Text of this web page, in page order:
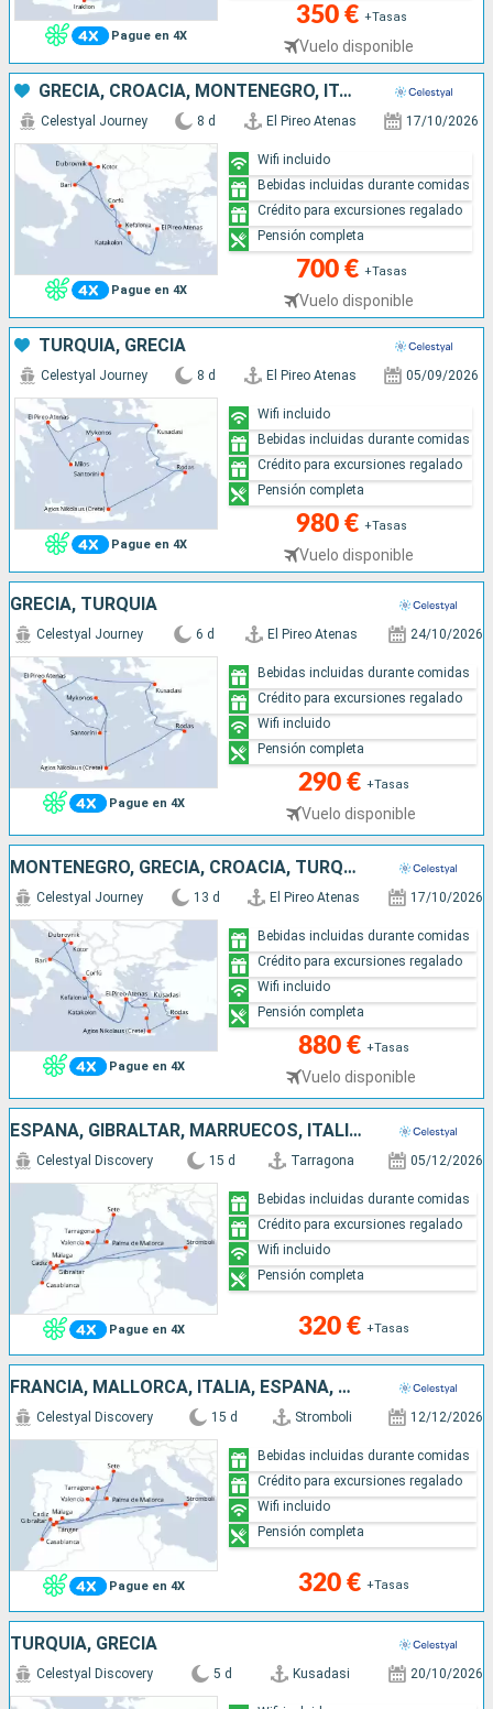
Pague en 4X
350 € +Tasas
Vuelo disponible
GRECIA, CROACIA, MONTENEGRO, ITALIA
Pague en 4X
Celestyal Journey 8 d El Pireo Atenas 17/10/2026
700 € +Tasas
Vuelo disponible
Wifi incluido
Bebidas incluidas durante comidas
Crédito para excursiones regalado
Pensión completa
TURQUÍA, GRECIA
Pague en 4X
Celestyal Journey 8 d El Pireo Atenas 05/09/2026
980 € +Tasas
Vuelo disponible
Wifi incluido
Bebidas incluidas durante comidas
Crédito para excursiones regalado
Pensión completa
GRECIA, TURQUÍA
Pague en 4X
Celestyal Journey 6 d El Pireo Atenas 24/10/2026
290 € +Tasas
Vuelo disponible
Bebidas incluidas durante comidas
Crédito para excursiones regalado
Wifi incluido
Pensión completa
MONTENEGRO, GRECIA, CROACIA, TURQUÍA, ITALIA
Pague en 4X
Celestyal Journey 13 d El Pireo Atenas 17/10/2026
880 € +Tasas
Vuelo disponible
Bebidas incluidas durante comidas
Crédito para excursiones regalado
Wifi incluido
Pensión completa
ESPAÑA, GIBRALTAR, MARRUECOS, ITALIA, MALLORCA, FRANCIA
Pague en 4X
Celestyal Discovery 15 d Tarragona 05/12/2026
320 € +Tasas
Bebidas incluidas durante comidas
Crédito para excursiones regalado
Wifi incluido
Pensión completa
FRANCIA, MALLORCA, ITALIA, ESPAÑA, MARRUECOS, GIBRALTAR
Pague en 4X
Celestyal Discovery 15 d Stromboli 12/12/2026
320 € +Tasas
Bebidas incluidas durante comidas
Crédito para excursiones regalado
Wifi incluido
Pensión completa
TURQUÍA, GRECIA
Celestyal Discovery 5 d Kusadasi 20/10/2026